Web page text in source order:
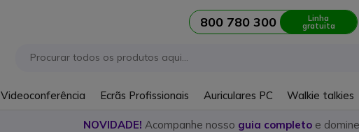
800 780 300 Linha
gratuita
Videoconferência Ecrãs Profissionais Auriculares PC Walkie talkies
NOVIDADE! Acompanhe nosso guia completo e